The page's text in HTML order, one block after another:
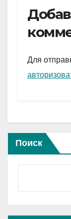
e
gr
a
m
Для
Поиск